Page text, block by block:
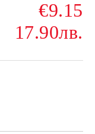
€9.15
17.90лв.